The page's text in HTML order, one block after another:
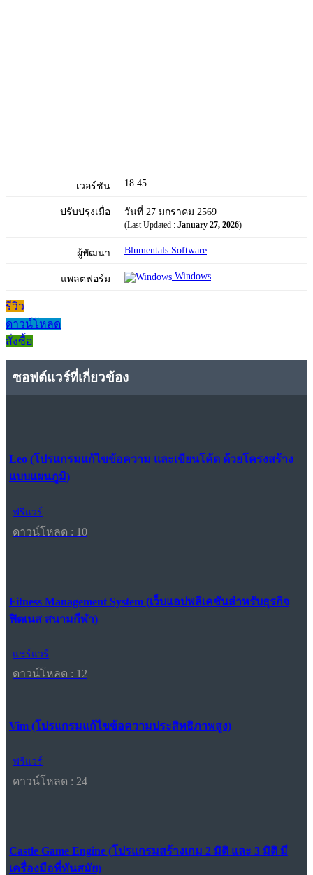
เวอร์ชัน 18.45
ปรับปรุงเมื่อ วันที่ 27 มกราคม 2569
(Last Updated : January 27, 2026)
ผู้พัฒนา Blumentals Software
แพลตฟอร์ม Windows
รีวิว
ดาวน์โหลด
สั่งซื้อ
ซอฟต์แวร์ที่เกี่ยวข้อง
Leo (โปรแกรมแก้ไขข้อความ และเขียนโค้ด ด้วยโครงสร้าง
แบบแผนภูมิ)
ฟรีแวร์
ดาวน์โหลด : 10
Fitness Management System (เว็บแอปพลิเคชันสำหรับธุรกิจ
ฟิตเนส สนามกีฬา)
แชร์แวร์
ดาวน์โหลด : 12
Vim (โปรแกรมแก้ไขข้อความประสิทธิภาพสูง)
ฟรีแวร์
ดาวน์โหลด : 24
Castle Game Engine (โปรแกรมสร้างเกม 2 มิติ และ 3 มิติ มี
เครื่องมือที่ทันสมัย)